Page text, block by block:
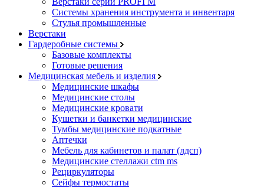
Системы хранения инструмента и инвентаря
Стулья промышленные
Верстаки
Гардеробные системы
Базовые комплекты
Готовые решения
Медицинская мебель и изделия
Медицинские шкафы
Медицинские столы
Медицинские кровати
Кушетки и банкетки медицинские
Тумбы медицинские подкатные
Аптечки
Мебель для кабинетов и палат (лдсп)
Медицинские стеллажи ctm ms
Рециркуляторы
Сейфы термостаты